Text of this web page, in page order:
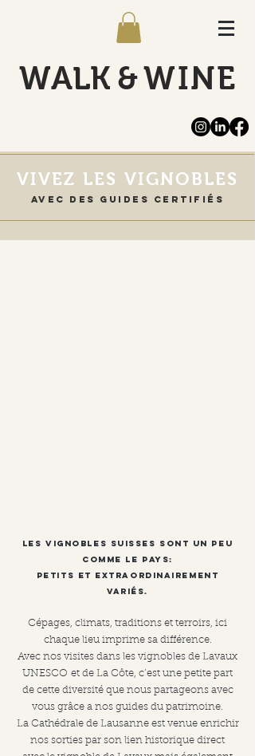
WALK & WINE
VIVEZ LES VIGNOBLES
Avec DES GuideS CERTIFIéS
Les vignobles suisses sont un peu
comme LE PAYS:
petits et extraordinairement
variés.
Cépages, climats, traditions et terroirs, ici
chaque lieu imprime sa différence.
Avec nos visites dans les vignobles de Lavaux
UNESCO et de La Côte, c’est une petite part
de cette diversité que nous partageons avec
vous grâce a nos guides du patrimoine.
La Cathédrale de Lausanne est venue enrichir
nos sorties par son lien historique direct